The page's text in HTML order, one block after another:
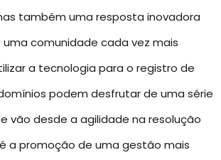
também uma resposta inovadora
comunidade cada vez mais
a tecnologia para o registro de
podem desfrutar de uma série
vão desde a agilidade na resolução
a promoção de uma gestão mais